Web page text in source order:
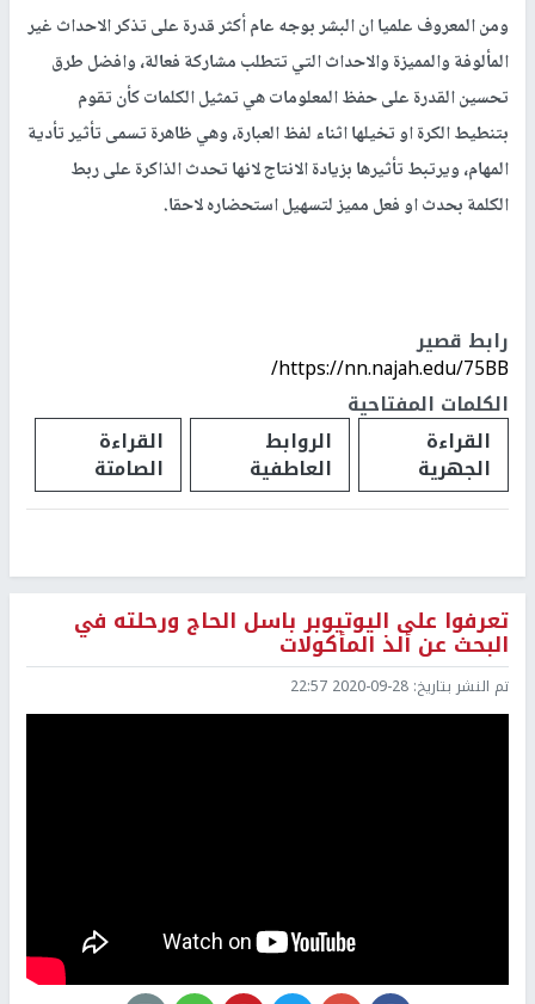
ومن المعروف علميا ان البشر بوجه عام أكثر قدرة على تذكر الاحداث غير
المألوفة والمميزة والاحداث التي تتطلب مشاركة فعالة، وافضل طرق
تحسين القدرة على حفظ المعلومات هي تمثيل الكلمات كأن تقوم
بتنطيط الكرة او تخيلها اثناء لفظ العبارة، وهي ظاهرة تسمى تأثير تأدية
المهام، ويرتبط تأثيرها بزيادة الانتاج لانها تحدث الذاكرة على ربط
الكلمة بحدث او فعل مميز لتسهيل استحضاره لاحقا.
رابط قصير
https://nn.najah.edu/75BB/
الكلمات المفتاحية
القراءة
الجهرية
الروابط
العاطفية
القراءة
الصامتة
تعرفوا على اليوتيوبر باسل الحاج ورحلته في
البحث عن ألذ المأكولات
تم النشر بتاريخ: 2020-09-28 22:57